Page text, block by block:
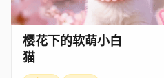
樱花下的软萌小白
猫